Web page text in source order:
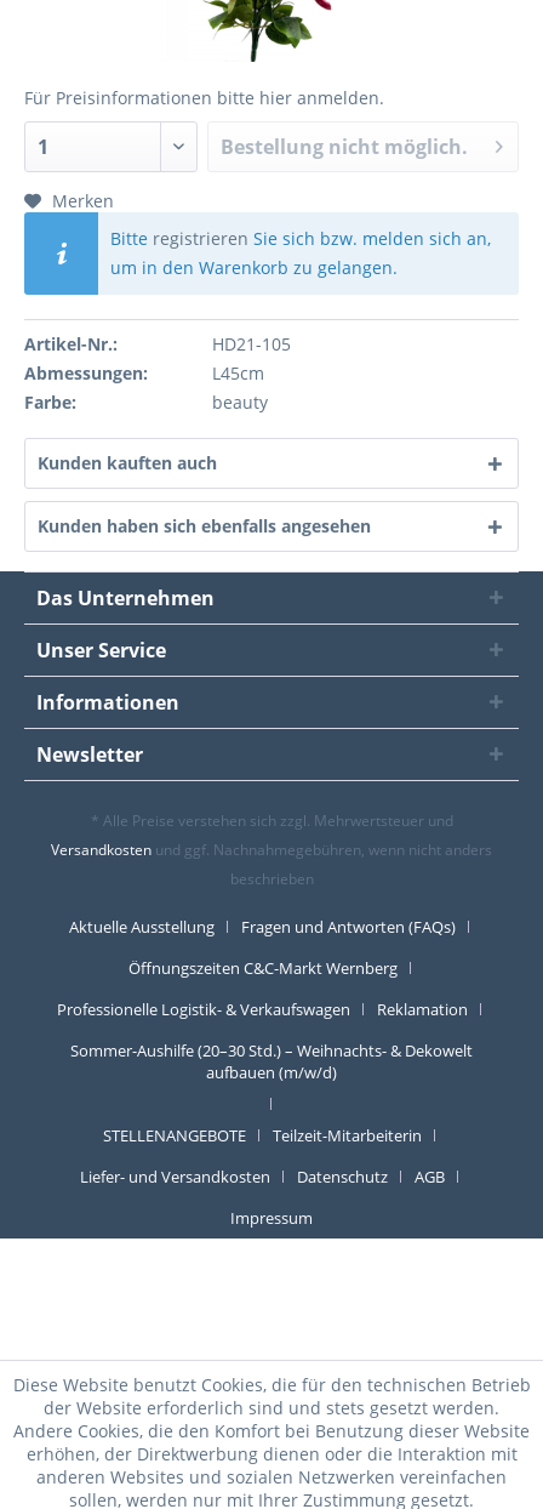
Für Preisinformationen bitte hier anmelden.
Bestellung nicht möglich.
Merken
Bitte registrieren Sie sich bzw. melden sich an,
um in den Warenkorb zu gelangen.
Artikel-Nr.:
HD21-105
Abmessungen:
L45cm
Farbe:
beauty
Kunden kauften auch
Kunden haben sich ebenfalls angesehen
Das Unternehmen
Unser Service
Informationen
Newsletter
* Alle Preise verstehen sich zzgl. Mehrwertsteuer und
Versandkosten und ggf. Nachnahmegebühren, wenn nicht anders
beschrieben
Aktuelle Ausstellung
Fragen und Antworten (FAQs)
Öffnungszeiten C&C-Markt Wernberg
Professionelle Logistik- & Verkaufswagen
Reklamation
Sommer-Aushilfe (20–30 Std.) – Weihnachts- & Dekowelt
aufbauen (m/w/d)
STELLENANGEBOTE
Teilzeit-Mitarbeiterin
Liefer- und Versandkosten
Datenschutz
AGB
Impressum
Diese Website benutzt Cookies, die für den technischen Betrieb
der Website erforderlich sind und stets gesetzt werden.
Andere Cookies, die den Komfort bei Benutzung dieser Website
erhöhen, der Direktwerbung dienen oder die Interaktion mit
anderen Websites und sozialen Netzwerken vereinfachen
sollen, werden nur mit Ihrer Zustimmung gesetzt.